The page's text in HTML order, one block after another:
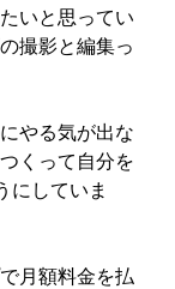
いと思ってい
撮影と編集っ
やる気が出な
くって自分を
にしていま
月額料金を払